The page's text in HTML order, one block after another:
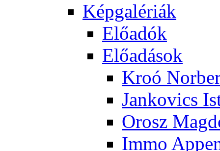
Kép­ga­lé­ri­ák
Elő­adók
Elő­adá­sok
Kroó
Jan­ko­vics
Orosz
Im­mo